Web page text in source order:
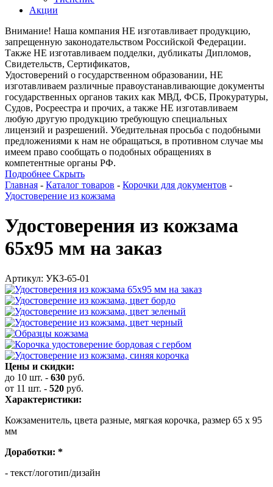
Акции
Внимание! Наша компания НЕ изготавливает продукцию,
запрещенную законодательством Российской Федерации.
Также НЕ изготавливаем подделки, дубликаты Дипломов,
Свидетельств, Сертификатов,
Удостоверений о государственном образовании, НЕ
изготавливаем различные правоустанавливающие документы
государственных органов таких как МВД, ФСБ, Прокуратуры,
Судов, Росреестра и прочих, а также НЕ изготавливаем
любую другую продукцию требующую специальных
лицензий и разрешений. Убедительная просьба с подобными
предложениями к нам не обращаться, в противном случае мы
имеем право сообщать о подобных обращениях в
компетентные органы РФ.
Подробнее Скрыть
Главная - Каталог товаров - Корочки для документов -
Удостоверение из кожзама
Удостоверения из кожзама
65х95 мм на заказ
Артикул: УКЗ-65-01
Цены и скидки:
до 10 шт. - 630 руб.
от 11 шт. - 520 руб.
Характеристики:
Кожзаменитель, цвета разные, мягкая корочка, размер 65 х 95
мм
Доработки: *
- текст/логотип/дизайн